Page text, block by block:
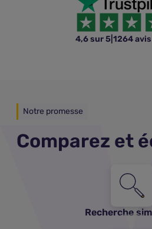
4,6 sur 5 1264 avis
Notre promesse
Comparez et
Recherche